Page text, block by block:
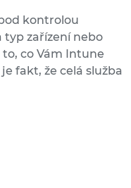
kontrolou
typ zařízení nebo
co Vám Intune
fakt, že celá služba